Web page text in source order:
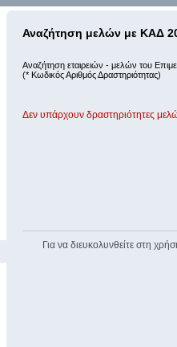
Αναζήτηση μελών με ΚΑΔ
Αναζήτηση εταιρειών - μελών του
(* Κωδικός Αριθμός Δραστηριότητας)
Δεν υπάρχουν δραστηριότητες
Για να διευκολυνθείτε στη